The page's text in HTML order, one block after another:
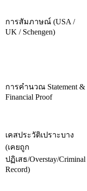
การสัมภาษณ์ (USA /
UK / Schengen)
การคำนวณ Statement &
Financial Proof
เคสประวัติเปราะบาง
(เคยถูก
ปฏิเสธ/Overstay/Criminal
Record)